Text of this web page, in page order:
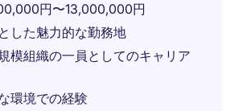
円〜13,000,000円
した魅力的な勤務地
模組織の一員としてのキャリア
環境での経験